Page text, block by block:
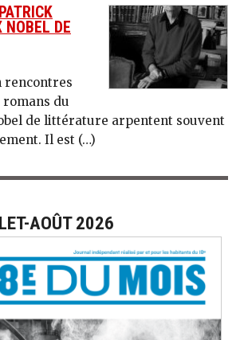
NOBEL DE
rencontres
du
de littérature arpentent souvent
Il est (…)
AOÛT 2026